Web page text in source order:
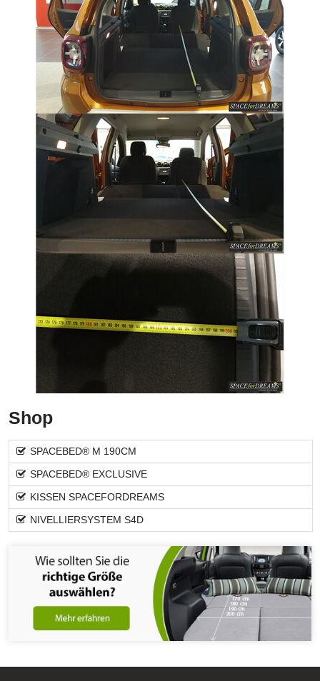
Shop
SPACEBED® M 190CM
SPACEBED® EXCLUSIVE
KISSEN SPACEFORDREAMS
NIVELLIERSYSTEM S4D